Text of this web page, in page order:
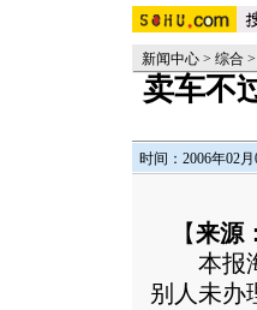
新闻中心 > 综合 >
卖车不
时间：2006年02
【来源
本报海
别人未办